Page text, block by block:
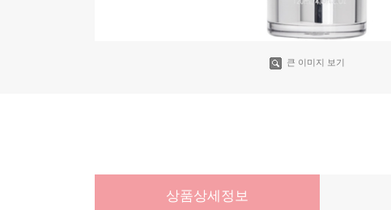
큰 이미지 보기
상품상세정보